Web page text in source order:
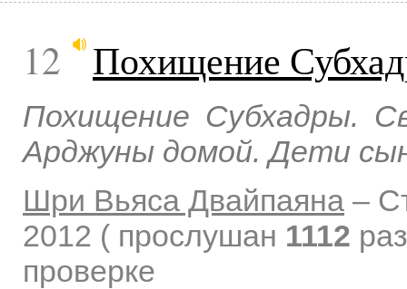
12 Похищение
Похищение Субхадры.
Арджуны домой. Дети
Шри Вьяса Двайпаяна –
2012 ( прослушан 1112
проверке